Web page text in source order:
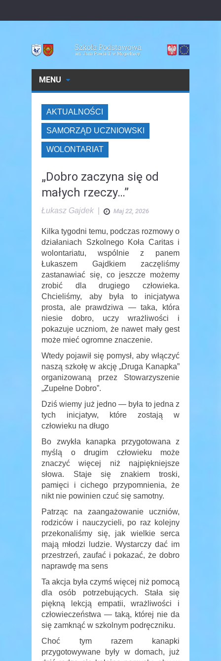
MENU
AKTUALNOŚCI
SAMORZĄD UCZNIOWSKI
WOLONTARIAT
„Dobro zaczyna się od
małych rzeczy…”
Łukasz Gajdek Maj 22, 2026
Kilka tygodni temu, podczas rozmowy o
działaniach Szkolnego Koła Caritas i
wolontariatu, wspólnie z panem
Łukaszem Gajdkiem zaczęliśmy
zastanawiać się, co jeszcze możemy
zrobić dla drugiego człowieka.
Chcieliśmy, aby była to inicjatywa
prosta, ale prawdziwa — taka, która
niesie dobro, uczy wrażliwości i
pokazuje uczniom, że nawet mały gest
może mieć ogromne znaczenie.
Wtedy pojawił się pomysł, aby włączyć
naszą szkołę w akcję „Druga Kanapka”
organizowaną przez Stowarzyszenie
„Zupełne Dobro”.
Dziś wiemy już jedno — była to jedna z
tych inicjatyw, które zostają w
człowieku na długo
Bo zwykła kanapka przygotowana z
myślą o drugim człowieku może
znaczyć więcej niż najpiękniejsze
słowa. Staje się znakiem troski,
pamięci i cichego przypomnienia, że
nikt nie powinien czuć się samotny.
Patrząc na zaangażowanie uczniów,
rodziców i nauczycieli, po raz kolejny
przekonaliśmy się, jak wielkie serca
mają młodzi ludzie. Wystarczy dać im
przestrzeń, zaufać i pokazać, że dobro
naprawdę ma sens
Ta akcja była czymś więcej niż pomocą
dla osób potrzebujących. Stała się
piękną lekcją empatii, wrażliwości i
człowieczeństwa — taką, której nie da
się zamknąć w szkolnym podręczniku.
Choć tym razem kanapki
przygotowywane były w domach, już